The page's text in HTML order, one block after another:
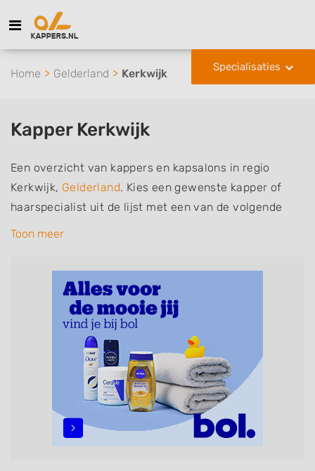
Specialisaties
Home Gelderland Kerkwijk
Kapper Kerkwijk
Een overzicht van kappers en kapsalons in regio
Kerkwijk, Gelderland. Kies een gewenste kapper of
haarspecialist uit de lijst met een van de volgende
specialisaties of aantekeningen: mannen of
zonder afspraak terecht kunt. De vermelde kappers
kunnen uw haren wassen, knippen, föhnen en kleuren,
maar ook helpen met extensions, balyage, invlechten,
opsteken, weave, een keratinebehandeling, een
permanent, een bruidkapsel, make-up & visagie,
epileren, schoonheidsbehandelingen, het trimmen van
een baard en pruiken. U kunt de zoekresultaten
filteren met behulp van de specialisatie filter en u
Toon meer